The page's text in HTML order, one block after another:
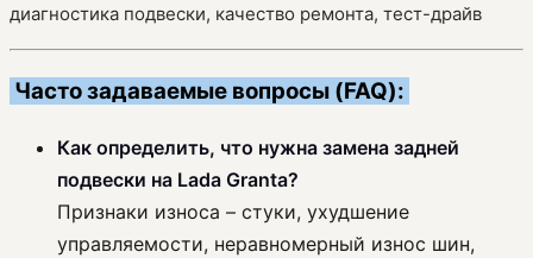
диагностика подвески, качество ремонта, тест-драйв
Часто задаваемые вопросы (FAQ):
Как определить, что нужна замена задней
подвески на Lada Granta?
Признаки износа – стуки, ухудшение
управляемости, неравномерный износ шин,